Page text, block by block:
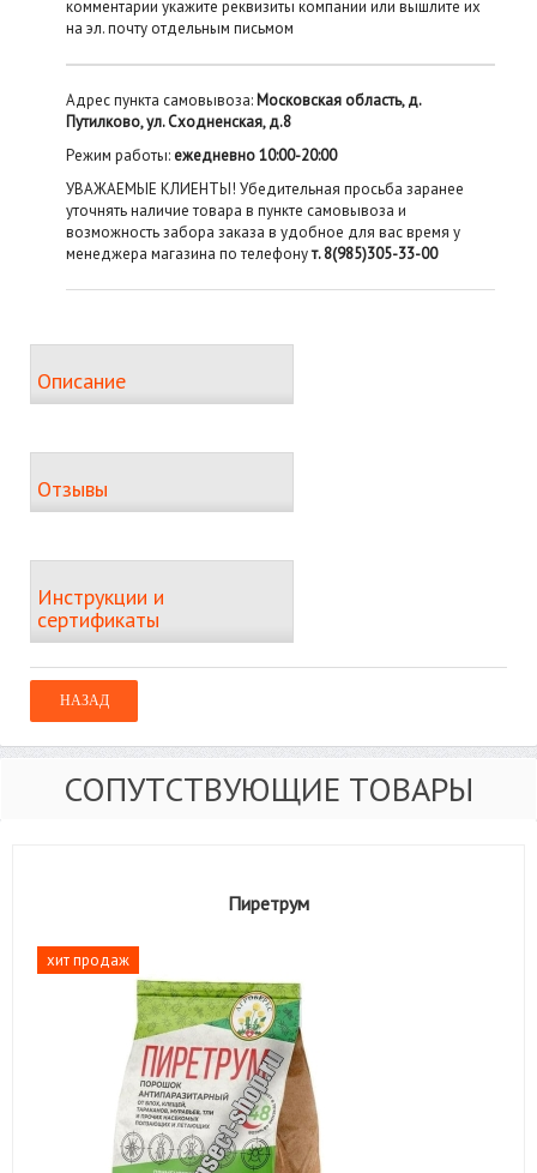
комментарии укажите реквизиты компании или вышлите их
на эл. почту отдельным письмом
Адрес пункта самовывоза: Московская область, д.
Путилково, ул. Сходненская, д.8
Режим работы: ежедневно 10:00-20:00
УВАЖАЕМЫЕ КЛИЕНТЫ! Убедительная просьба заранее
уточнять наличие товара в пункте самовывоза и
возможность забора заказа в удобное для вас время у
менеджера магазина по телефонут. 8(985)305-33-00
Описание
Отзывы
Инструкции и
сертификаты
СОПУТСТВУЮЩИЕ ТОВАРЫ
Пиретрум
хит продаж